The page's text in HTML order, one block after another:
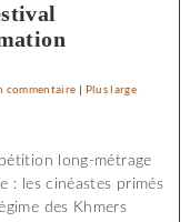
commentaire on
d’effroi
à
«
| Plus large
long-métrage
: les cinéastes primés
des Khmers